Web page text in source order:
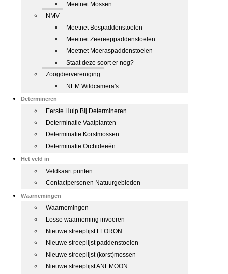
Meetnet Mossen
NMV
Meetnet Bospaddenstoelen
Meetnet Zeereeppaddenstoelen
Meetnet Moeraspaddenstoelen
Staat deze soort er nog?
Zoogdiervereniging
NEM Wildcamera's
Determineren
Eerste Hulp Bij Determineren
Determinatie Vaatplanten
Determinatie Korstmossen
Determinatie Orchideeën
Het veld in
Veldkaart printen
Contactpersonen Natuurgebieden
Waarnemingen
Waarnemingen
Losse waarneming invoeren
Nieuwe streeplijst FLORON
Nieuwe streeplijst paddenstoelen
Nieuwe streeplijst (korst)mossen
Nieuwe streeplijst ANEMOON